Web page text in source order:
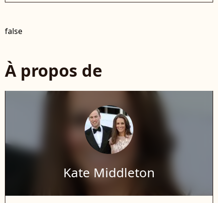
false
À propos de
Kate Middleton